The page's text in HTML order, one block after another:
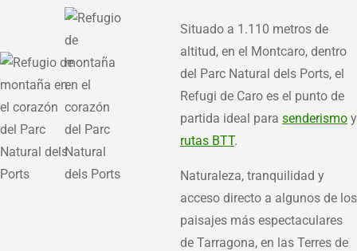
Situado a 1.110 metros de
altitud, en el Montcaro, dentro
del Parc Natural dels Ports, el
Refugi de Caro es el punto de
partida ideal para senderismo y
rutas BTT.
Naturaleza, tranquilidad y
acceso directo a algunos de los
paisajes más espectaculares
de Tarragona, en las Terres de